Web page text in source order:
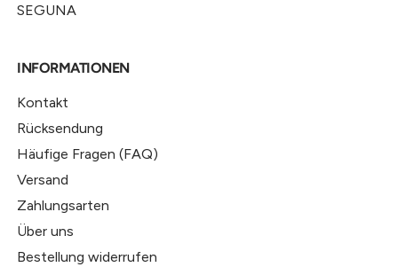
SEGUNA
INFORMATIONEN
Kontakt
Rücksendung
Häufige Fragen (FAQ)
Versand
Zahlungsarten
Über uns
Bestellung widerrufen